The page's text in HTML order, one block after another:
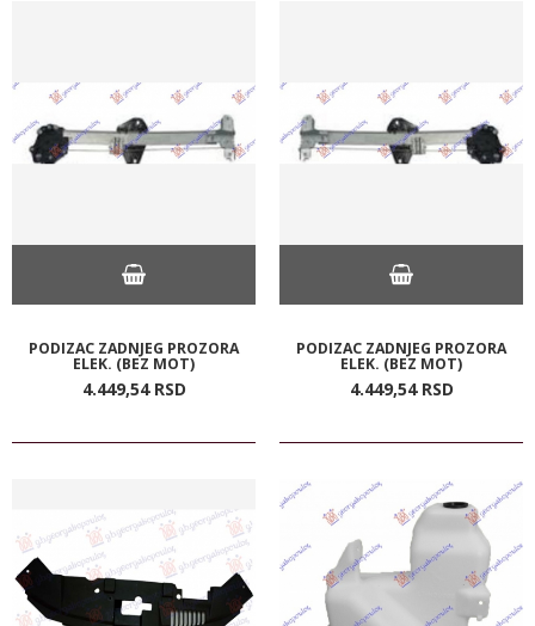
PODIZAC ZADNJEG PROZORA
ELEK. (BEZ MOT)
4.449,54 RSD
PODIZAC ZADNJEG PROZORA
ELEK. (BEZ MOT)
4.449,54 RSD